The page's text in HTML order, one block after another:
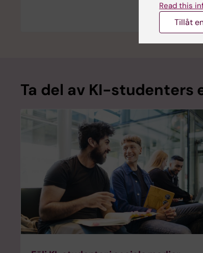
Ta del av KI-studenters
Read this
Tillåt